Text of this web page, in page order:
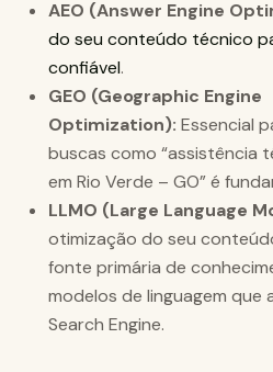
AEO (Answer Engine
do seu conteúdo técnico
confiável.
GEO (Geographic Engine
Optimization): Essencial
buscas como “assistência
em Rio Verde – GO” é
LLMO (Large Language
otimização do seu
fonte primária de
modelos de linguagem que
Search Engine.